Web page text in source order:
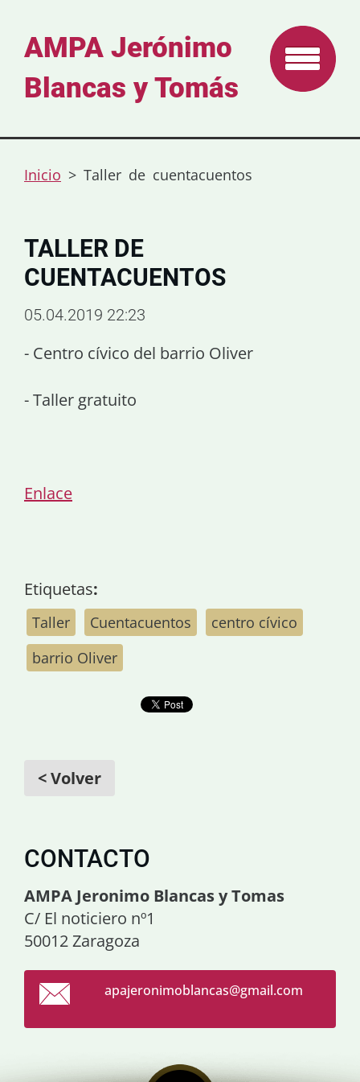
AMPA Jerónimo
Blancas y Tomás
Inicio > Taller de cuentacuentos
TALLER DE
CUENTACUENTOS
05.04.2019 22:23
- Centro cívico del barrio Oliver
- Taller gratuito
Enlace
Etiquetas:
Taller Cuentacuentos
centro cívico
barrio Oliver
< Volver
CONTACTO
AMPA Jeronimo Blancas y Tomas
C/ El noticiero nº1
50012 Zaragoza
apajeronimoblancas@gmail.com